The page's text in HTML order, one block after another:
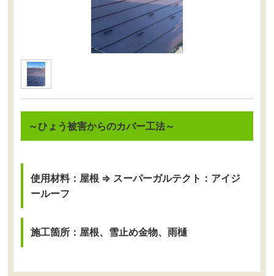
～ひょう被害からのカバー工法～
使用材料：屋根 ⇒ スーパーガルテクト：アイジ
ールーフ
施工箇所：屋根、雪止め金物、雨樋